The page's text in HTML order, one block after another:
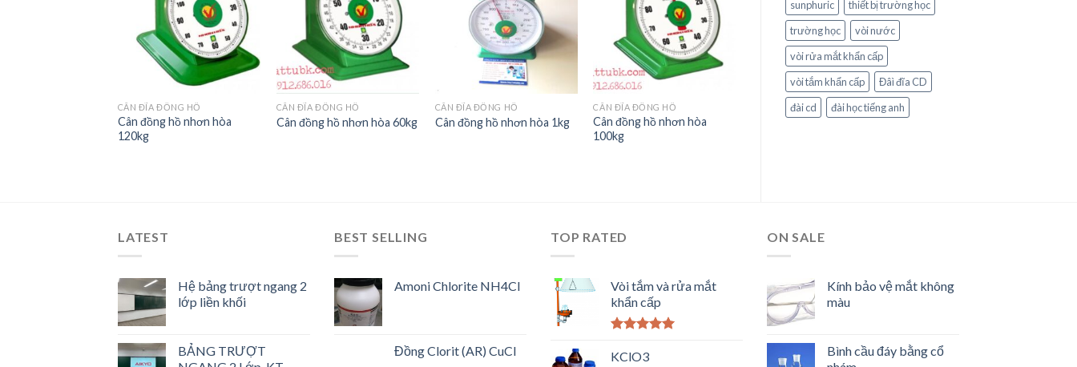
sunphuric
thiết bị trường học
trường học
vòi nước
vòi rửa mắt khẩn cấp
vòi tắm khẩn cấp
Đâì đĩa CD
đài cd
đài học tiếng anh
CÂN ĐĨA ĐỒNG HỒ
Cân đồng hồ nhơn hòa
120kg
CÂN ĐĨA ĐỒNG HỒ
Cân đồng hồ nhơn hòa 60kg
CÂN ĐĨA ĐỒNG HỒ
Cân đồng hồ nhơn hòa 1kg
CÂN ĐĨA ĐỒNG HỒ
Cân đồng hồ nhơn hòa
100kg
LATEST
Hệ bảng trượt ngang 2
lớp liền khối
BẢNG TRƯỢT
BEST SELLING
Amoni Chlorite NH4Cl
Đồng Clorit (AR) CuCl
TOP RATED
Vòi tắm và rửa mắt
khẩn cấp
hạng5.00
KClO3
ON SALE
Kính bảo vệ mắt không
màu
Bình cầu đáy bằng cổ